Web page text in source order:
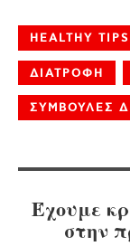
HEALTHY TIPS
ΔΙΑΤΡΟΦΗ
ΣΥΜΒΟΥΛΕΣ
Έχουμε
στην